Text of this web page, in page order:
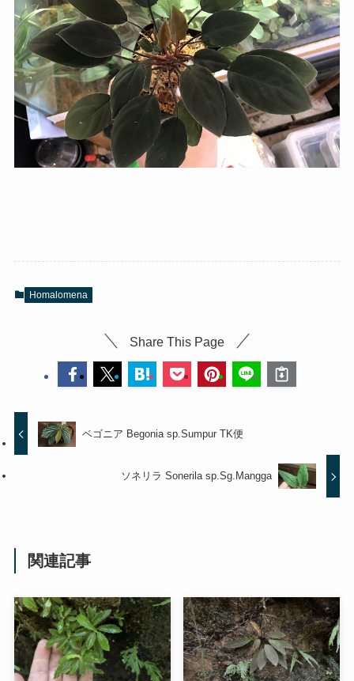
Homalomena
Share This Page
ベゴニア Begonia sp.Sumpur TK便
ソネリラ Sonerila sp.Sg.Mangga
関連記事